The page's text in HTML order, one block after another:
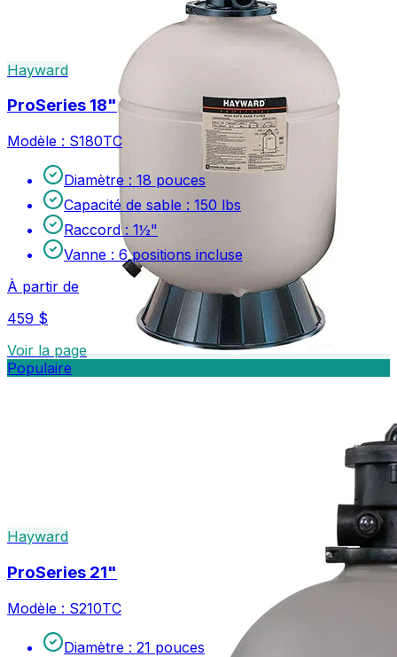
Hayward
ProSeries 18"
Modèle : S180TC
Diamètre : 18 pouces
Capacité de sable : 150 lbs
Raccord: 1½"
Vanne : 6 positions incluse
À partir de
459 $
Voir la page
Populaire
Hayward
ProSeries 21"
Modèle : S210TC
Diamètre : 21 pouces